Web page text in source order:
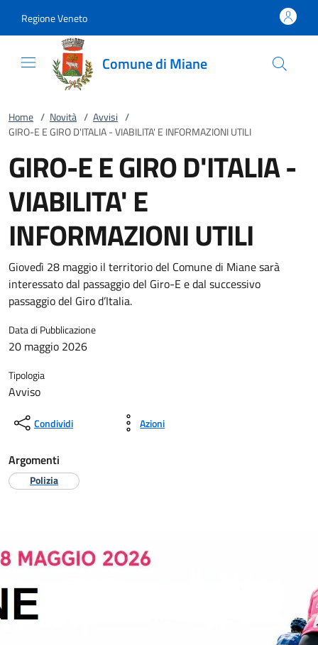
Regione Veneto
Comune di Miane
Home / Novità / Avvisi /
GIRO-E E GIRO D'ITALIA - VIABILITA' E INFORMAZIONI UTILI
GIRO-E E GIRO D'ITALIA -
VIABILITA' E
INFORMAZIONI UTILI
Giovedì 28 maggio il territorio del Comune di Miane sarà
interessato dal passaggio del Giro-E e dal successivo
passaggio del Giro d’Italia.
Data di Pubblicazione
20 maggio 2026
Tipologia
Avviso
Condividi Azioni
Argomenti
Polizia